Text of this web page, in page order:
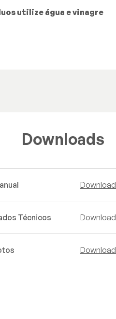
utilize água e vinagre
Downloads
Download
Técnicos Download
Download